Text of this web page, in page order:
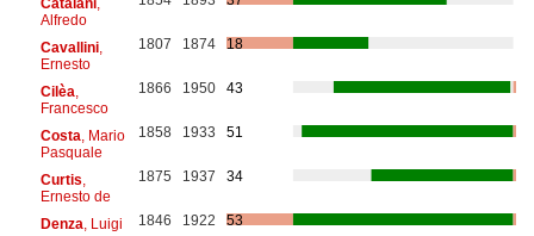
Alfredo
Cavallini,
Ernesto
1807 1874 18
Cilèa
Francesco
1866 1950 43
Costa , Mario
Pasquale
1858 1933 51
Curtis
Ernesto de
1875 1937 34
Denza , Luigi 1846 1922
53